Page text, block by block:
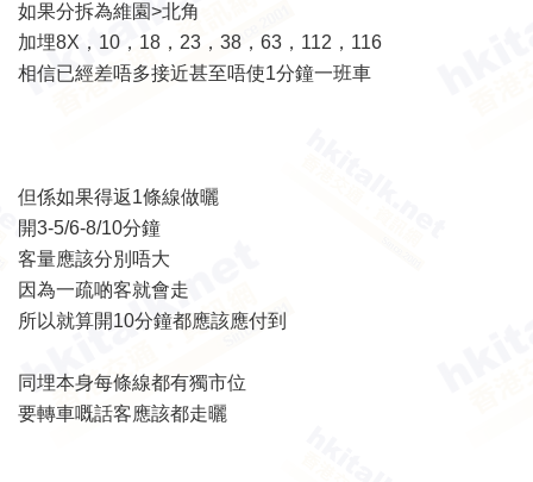
如果分拆為維園>北角
加埋8X，10，18，23，38，63，112，116
相信已經差唔多接近甚至唔使1分鐘一班車
但係如果得返1條線做曬
開3-5/6-8/10分鐘
客量應該分別唔大
因為一疏啲客就會走
所以就算開10分鐘都應該應付到
同埋本身每條線都有獨市位
要轉車嘅話客應該都走曬